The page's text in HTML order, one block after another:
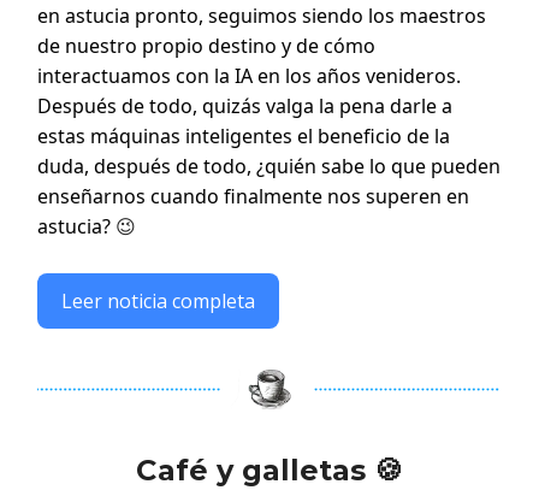
en astucia pronto, seguimos siendo los maestros
de nuestro propio destino y de cómo
interactuamos con la IA en los años venideros.
Después de todo, quizás valga la pena darle a
estas máquinas inteligentes el beneficio de la
duda, después de todo, ¿quién sabe lo que pueden
enseñarnos cuando finalmente nos superen en
astucia? 😉
Leer noticia completa
Café y galletas 🍪